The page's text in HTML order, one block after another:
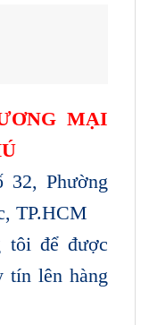
MẠI
32, Phường
TP.HCM
tôi để được
tín lên hàng